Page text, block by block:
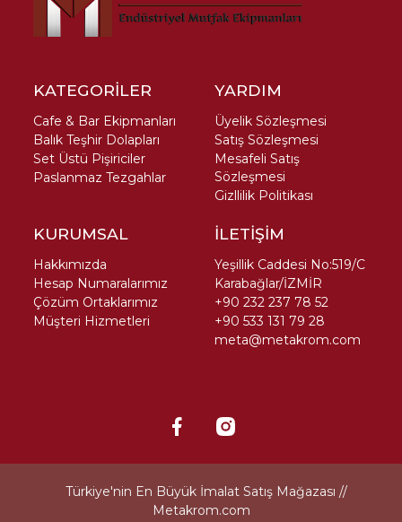
KATEGORİLER
Cafe & Bar Ekipmanları
Balık Teşhir Dolapları
Set Üstü Pişiriciler
Paslanmaz Tezgahlar
YARDIM
Üyelik Sözleşmesi
Satış Sözleşmesi
Mesafeli Satış
Sözleşmesi
Gizllilik Politikası
KURUMSAL
Hakkımızda
Hesap Numaralarımız
Çözüm Ortaklarımız
Müşteri Hizmetleri
İLETİŞİM
Yeşillik Caddesi No:519/C
Karabağlar/İZMİR
+90 232 237 78 52
+90 533 131 79 28
meta@metakrom.com
Türkiye'nin En Büyük İmalat Satış Mağazası //
Metakrom.com